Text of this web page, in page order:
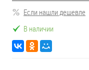
Если нашли дешевле
В наличии